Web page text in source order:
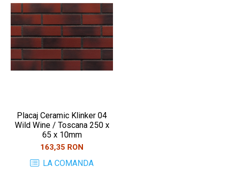
Placaj Ceramic Klinker 04
Wild Wine / Toscana 250 x
65 x 10mm
163,35 RON
LA COMANDA